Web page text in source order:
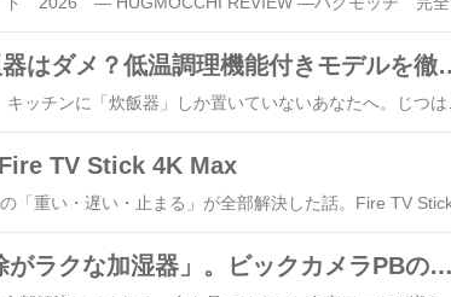
8000円以下！「安い炊飯器はダメ？低温調理機
TV Stick 4K Max
5,000円以下で探す「掃除がラクな加湿器」。ビックカメラPBのOBCK101がコスパ最強な件